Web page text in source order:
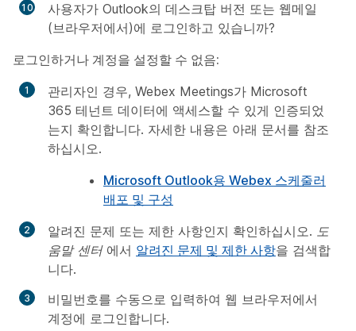
사용자가 Outlook의 데스크탑 버전 또는 웹메일
(브라우저에서)에 로그인하고 있습니까?
로그인하거나 계정을 설정할 수 없음:
관리자인 경우, Webex Meetings가 Microsoft
365 테넌트 데이터에 액세스할 수 있게 인증되었
는지 확인합니다. 자세한 내용은 아래 문서를 참조
하십시오.
Microsoft Outlook용 Webex 스케줄러
배포 및 구성
알려진 문제 또는 제한 사항인지 확인하십시오. 도
움말 센터에서 알려진 문제 및 제한 사항을 검색합
니다.
비밀번호를 수동으로 입력하여 웹 브라우저에서
계정에 로그인합니다.